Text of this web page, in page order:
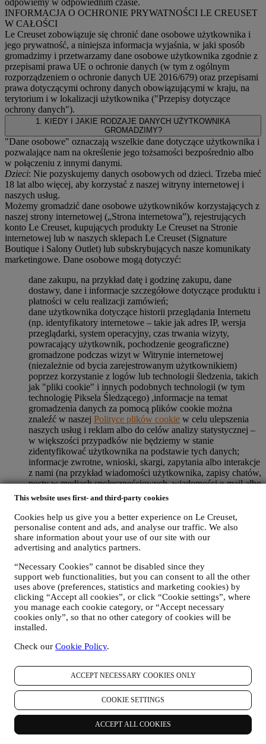
This website uses first- and third-party cookies
Cookies help us give you a better experience on Le Creuset,
personalise content and ads, and analyse our traffic. We also
share information about your use of our site with our
advertising and analytics partners.
“Necessary Cookies” cannot be disabled since they
support web functionalities, but you can consent to all the other
uses above (preferences, statistics and marketing cookies) by
clicking “Accept all cookies”, or click “Cookie settings”, where
you manage each cookie category, or “Accept necessary
cookies only”, so that no other category of cookies will be
installed.
Check our Cookie Policy.
ACCEPT NECESSARY COOKIES ONLY
COOKIE SETTINGS
ACCEPT ALL COOKIES
INFORMACJA O OCHRONIE PRYWATNOŚCI LE CREUSET
W CAŁOŚCI
Le Creuset zobowiązuje się chronić dane osobowe użytkownika i
jego prywatność, a niniejsza informacja wyjaśnia, w jaki sposób
gromadzimy i przetwarzamy dane osobowe użytkownika zgodnie z
przepisami prawa UE o ochronie danych (w tym z ogólnym
rozporządzeniem o ochronie danych UE 2016/679) oraz przepisami
prawa dotyczącymi ochrony danych obowiązującymi w kraju, na
terytorium i w lokalizacji użytkownika ("Przepisy dotyczące
ochrony danych").
1. KIEDY I JAKIE RODZAJE DANYCH UŻYTKOWNIKA
GROMADZIMY?
"Dane osobowe" oznaczają wszelkie dane dotyczące użytkownika i
pozwalające nam na określenie jego tożsamości bezpośrednio albo
w połączeniu z innymi danymi.
Dzieci: Nie pozyskujemy danych osobowych od dzieci. Trzeba mieć
18 lat albo więcej, aby korzystać z naszej witryny internetowej i
naszych usług.
Możemy gromadzić dane osobowe użytkowników korzystających z
naszej strony internetowej („Strona internetowa”), rejestrujących
konto Le Creuset, kupujących produkty Le Creuset na Stronie
internetowej lub w naszych sklepach Le Creuset (Signature
Boutique i Salony Outlet) lub subskrybujących nasze komunikaty
marketingowe. Dane osobowe mogą dotyczyć:
dane zakupu, na przykład datę i godzinę zakupu, dane
dostawy, dane i informacje szczegółowe dotyczące produktu i
płatności w celu realizacji zamówień;
dane użytkownika dotyczące historii przeglądania Internetu
(np. identyfikatory internetowe – takie jak adres IP, wersja
przeglądarki, system operacyjny, czas trwania wizyty,
powracający użytkownik, pochodzenie geograficzne)
gromadzone podczas wizyt w Witrynie internetowej
(niezależnie od bycia zarejestrowanym użytkownikiem)
poprzez korzystanie z logów lub technologii śledzenia, takich
jak "pliki cookie" i innych podobnych technologii (w tym
technologię Piksela Śledzącego) ,informacje na temat
gromadzenia danych za pomocą plików cookie można
znaleźć w naszej Polityce plików cookie w celu ulepszenia
naszych usług i reklam albo do celów analizy statystycznej –
w większości przypadków nie będziemy w stanie
zidentyfikować użytkownika na podstawie tych danych;
informacje zwrotne, wnioski, skargi, zapytania albo interakcje
z nami (na przykład wiadomości użytkownika, zapisy chatów,
posty w mediach społecznościowych, wiadomości e-mail albo
rozmowy telefoniczne).
Dane osobowe użytkownika gromadzone podczas korzystania z
Witryny internetowej albo podawane przez niego w inny sposób
informacje umożliwiające ustalenie tożsamości są również
chronione i użytkownikowi przysługują prawa do ochrony
2. KTO GROMADZI DANE UŻYTKOWNIKA?
Administratorem danych osobowych w odniesieniu do usług e-
commerce oferowanych za pośrednictwem Witryny internetowej jest
Le Creuset Poland Sp. z o.o. z siedzibą pod adresem ul.
Marszałkowska 126/134, 00-008 Warszawa.
Jeżeli użytkownik zdecyduje się otrzymywać od nas materiały
Creuset, którą zarządza spółka Le Creuset Group AG działającą w
Baar, Zug, 6340 Szwajcaria (która wyznaczyła jako przedstawiciela
w UE Le Creuset SL, numer VAT B62153630, z siedzibą w Paseo
de Gracia 9, 2º, 08007 Barcelona, Hiszpania), w oparciu o umowę o
współadministrowaniu, która zasadniczo zapewnia (a) Le Creuset
Group AG odpowiedzialną za ogólną strategię marketingową i
spersonalizowaną obsługę klienta; (b) lokalne podmioty Le Creuset
korzystające ze wspomnianej strategii i wdrażające ją, a także